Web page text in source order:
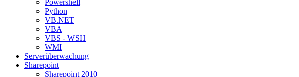
Python
VB.NET
VBA
VBS - WSH
WMI
Serverüberwachung
Sharepoint
Sharepoint 2010